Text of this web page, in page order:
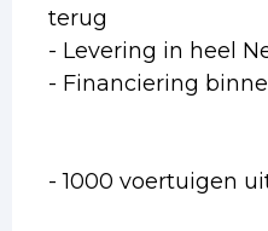
terug
- Levering in heel
- Financiering
- 1000 voertuigen